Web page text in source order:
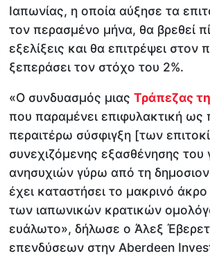
Ιαπωνίας, η οποία αύξησε τα
τον περασμένο μήνα, θα βρεθεί
εξελίξεις και θα επιτρέψει στον
ξεπεράσει τον στόχο του 2%.
«Ο συνδυασμός μιαςΤράπεζας
που παραμένει επιφυλακτική ως
περαιτέρω σύσφιγξη [των
συνεχιζόμενης εξασθένησης του
ανησυχιών γύρω από τη
έχει καταστήσει το μακρινό
των ιαπωνικών κρατικών
ευάλωτο», δήλωσε ο Άλεξ
επενδύσεων στην Aberdeen